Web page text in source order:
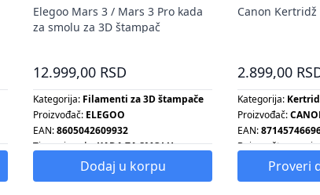
Elegoo Mars 3 / Mars 3 Pro kada
za smolu za 3D štampač
12.999,00 RSD
Kategorija: Filamenti za 3D štampače
Proizvođač: ELEGOO
EAN:8605042609932
Tip proizvoda:KADA ZA SMOLU
Dodaj u korpu
Canon Kertridž
2.899,00
Kategorija:
Proizvođač:
EAN:
Boje za
KapacitetProveri